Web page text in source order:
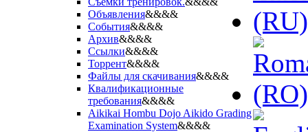
Объявления&&&&
События&&&&
Архив&&&&
Ссылки&&&&
Торрент&&&&
Файлы для скачивания&&&&
Квалификационные
требования&&&&
Aikikai Hombu Dojo Aikido Grading
Examination System&&&&